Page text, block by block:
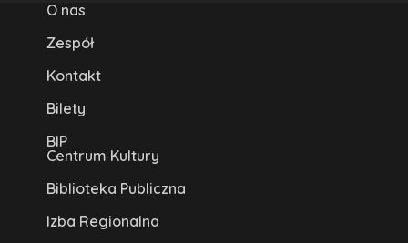
O nas
Zespół
Kontakt
Bilety
BIP
Centrum Kultury
Biblioteka Publiczna
Izba Regionalna